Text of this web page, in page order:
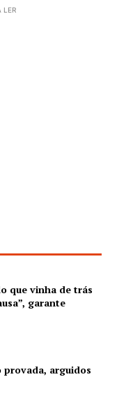
LER
que vinha de trás
garante
provada, arguidos